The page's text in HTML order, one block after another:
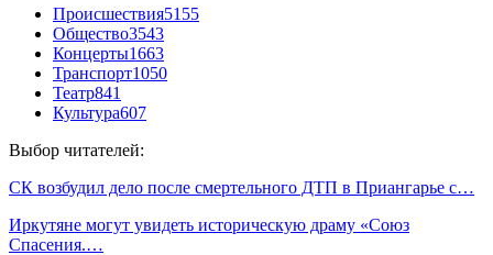
Происшествия5155
Общество3543
Концерты1663
Транспорт1050
Театр841
Культура607
Выбор читателей:
СК возбудил дело после смертельного ДТП в Приангарье с…
Иркутяне могут увидеть историческую драму «Союз
Спасения.…